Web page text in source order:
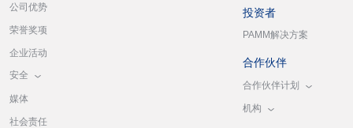
公司优势
荣誉奖项
企业活动
安全
媒体
社会责任
投资者
PAMM解决方案
合作伙伴
合作伙伴计划
机构